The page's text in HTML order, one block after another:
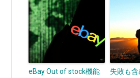
eBay Out of stock機能
失敗も